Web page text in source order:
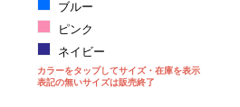
ブルー
ピンク
ネイビー
カラーをタップしてサイズ・在庫を表示
表記の無いサイズは販売終了